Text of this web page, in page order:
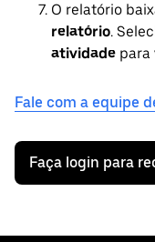
O relatório
relatório.
atividade para
Fale com a equipe
Faça login para